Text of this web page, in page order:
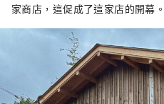
家商店，這促成了這家店的開幕。